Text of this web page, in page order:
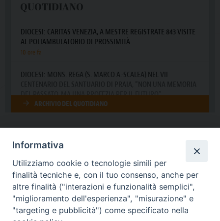
DIOCESI SUBURBICARIA DI ALBANO
Contatti:Tel.: 06.93268401 - Fax.: 06.9323844
E-mail:curia@diocesidialbano.it
Orari: dal Lunedì al Venerdì Ore: 9:00 - 13:00
Informativa
Utilizziamo cookie o tecnologie simili per
finalità tecniche e, con il tuo consenso, anche per
altre finalità ("interazioni e funzionalità semplici",
"miglioramento dell'esperienza", "misurazione" e
"targeting e pubblicità") come specificato nella